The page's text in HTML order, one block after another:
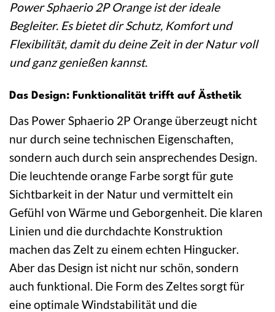
Power Sphaerio 2P Orange ist der ideale
Begleiter. Es bietet dir Schutz, Komfort und
Flexibilität, damit du deine Zeit in der Natur voll
und ganz genießen kannst.
Das Design: Funktionalität trifft auf Ästhetik
Das Power Sphaerio 2P Orange überzeugt nicht
nur durch seine technischen Eigenschaften,
sondern auch durch sein ansprechendes Design.
Die leuchtende orange Farbe sorgt für gute
Sichtbarkeit in der Natur und vermittelt ein
Gefühl von Wärme und Geborgenheit. Die klaren
Linien und die durchdachte Konstruktion
machen das Zelt zu einem echten Hingucker.
Aber das Design ist nicht nur schön, sondern
auch funktional. Die Form des Zeltes sorgt für
eine optimale Windstabilität und die